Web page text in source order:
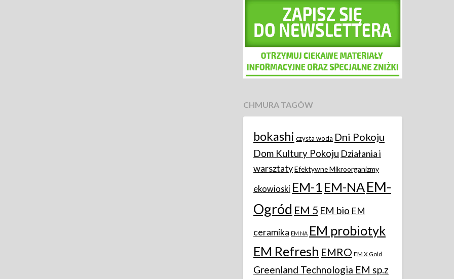
CHMURA TAGÓW
bokashi czysta woda Dni Pokoju
Dom Kultury Pokoju Działania i
warsztatyEfektywne Mikroorganizmy
ekowioski EM-1 EM-NAEM-
Ogród EM 5 EM bio EM
ceramika EM NA EM probiotyk
EM Refresh EMRO EM X Gold
Greenland Technologia EM sp.z